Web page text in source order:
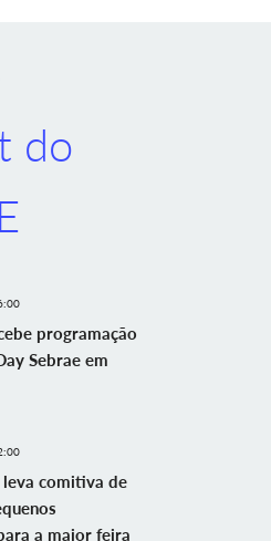
do
programação
Sebrae em
leva comitiva de
a maior feira